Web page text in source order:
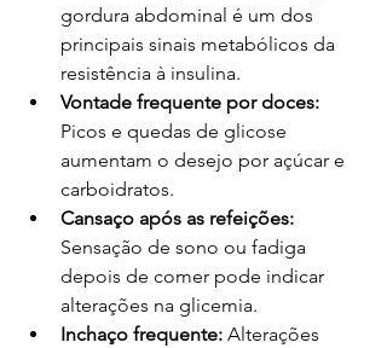
gordura abdominal é um dos
principais sinais metabólicos da
resistência à insulina.
Vontade frequente por doces:
Picos e quedas de glicose
aumentam o desejo por açúcar e
carboidratos.
Cansaço após as refeições:
Sensação de sono ou fadiga
depois de comer pode indicar
alterações na glicemia.
Inchaço frequente: Alterações